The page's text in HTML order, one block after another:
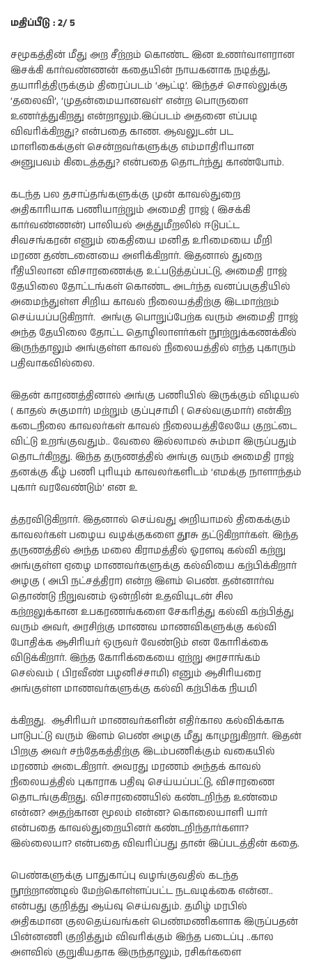
மதிப்பீடு : 2/ 5
சமூகத்தின் மீது அற சீற்றம் கொண்ட இன உணர்வாளரான
இசக்கி கார்வண்ணன் கதையின் நாயகனாக நடித்து,
தயாரித்திருக்கும் திரைப்படம் ‘ஆட்டி’. இந்தச் சொல்லுக்கு
‘தலைவி’, ‘முதன்மையானவள்’ என்ற பொருளை
உணர்த்துகிறது என்றாலும்.இப்படம் அதனை எப்படி
விவரிக்கிறது? என்பதை காண. ஆவலுடன் பட
மாளிகைக்குள் சென்றவர்களுக்கு எம்மாதிரியான
அனுபவம் கிடைத்தது? என்பதை தொடர்ந்து காண்போம்.
கடந்த பல தசாப்தங்களுக்கு முன் காவல்துறை
அதிகாரியாக பணியாற்றும் அமைதி ராஜ் ( இசக்கி
கார்வண்ணன்) பாலியல் அத்துமீறலில் ஈடுபட்ட
சிவசங்கரன் எனும் கைதியை மனித உரிமையை மீறி
மரண தண்டனையை அளிக்கிறார். இதனால் துறை
ரீதியிலான விசாரணைக்கு உட்படுத்தப்பட்டு, அமைதி ராஜ்
தேயிலை தோட்டங்கள் கொண்ட அடர்ந்த வனப்பகுதியில்
அமைந்துள்ள சிறிய காவல் நிலையத்திற்கு இடமாற்றம்
செய்யப்படுகிறார். அங்கு பொறுப்பேற்க வரும் அமைதி ராஜ்
அந்த தேயிலை தோட்ட தொழிலாளர்கள் நூற்றுக்கணக்கில்
இருந்தாலும் அங்குள்ள காவல் நிலையத்தில் எந்த புகாரும்
பதிவாகவில்லை.
இதன் காரணத்தினால் அங்கு பணியில் இருக்கும் விடியல்
( காதல் சுகுமார்) மற்றும் குப்புசாமி ( செல்வகுமார்) என்கிற
கடைநிலை காவலர்கள் காவல் நிலையத்திலேயே குறட்டை
விட்டு உறங்குவதும்.. வேலை இல்லாமல் சும்மா இருப்பதும்
தொடர்கிறது. இந்த தருணத்தில் அங்கு வரும் அமைதி ராஜ்
தனக்கு கீழ் பணி புரியும் காவலர்களிடம் ‘எமக்கு நாளாந்தம்
புகார் வரவேண்டும்’ என உ
த்தரவிடுகிறார். இதனால் செய்வது அறியாமல் திகைக்கும்
காவலர்கள் பழைய வழக்குகளை தூசு தட்டுகிறார்கள். இந்த
தருணத்தில் அந்த மலை கிராமத்தில் ஓரளவு கல்வி கற்று
அங்குள்ள ஏழை மாணவர்களுக்கு கல்வியை கற்பிக்கிறார்
அழகு ( அபி நட்சத்திரா) என்ற இளம் பெண். தன்னார்வ
தொண்டு நிறுவனம் ஒன்றின் உதவியுடன் சில
கற்றலுக்கான உபகரணங்களை சேகரித்து கல்வி கற்பித்து
வரும் அவர், அரசிற்கு மாணவ மாணவிகளுக்கு கல்வி
போதிக்க ஆசிரியர் ஒருவர் வேண்டும் என கோரிக்கை
விடுக்கிறார். இந்த கோரிக்கையை ஏற்று அரசாங்கம்
செல்வம் ( பிரவீண் பழனிச்சாமி) எனும் ஆசிரியரை
அங்குள்ள மாணவர்களுக்கு கல்வி கற்பிக்க நியமி
க்கிறது. ஆசிரியர் மாணவர்களின் எதிர்கால கல்விக்காக
பாடுபட்டு வரும் இளம் பெண் அழகு மீது காமுறுகிறார். இதன்
பிறகு அவர் சந்தேகத்திற்கு இடம்பணிக்கும் வகையில்
மரணம் அடைகிறார். அவரது மரணம் அந்தக் காவல்
நிலையத்தில் புகாராக பதிவு செய்யப்பட்டு, விசாரணை
தொடங்குகிறது. விசாரணையில் கண்டறிந்த உண்மை
என்ன? அதற்கான மூலம் என்ன? கொலையாளி யார்
என்பதை காவல்துறையினர் கண்டறிந்தார்களா?
இல்லையா? என்பதை விவரிப்பது தான் இப்படத்தின் கதை.
பெண்களுக்கு பாதுகாப்பு வழங்குவதில் கடந்த
நூற்றாண்டில் மேற்கொள்ளப்பட்ட நடவடிக்கை என்ன..
என்பது குறித்து ஆய்வு செய்வதும். தமிழ் மரபில்
அதிகமான குலதெய்வங்கள் பெண்மணிகளாக இருப்பதன்
பின்னணி குறித்தும் விவரிக்கும் இந்த படைப்பு ..கால
அளவில் குறுகியதாக இருந்தாலும், ரசிகர்களை